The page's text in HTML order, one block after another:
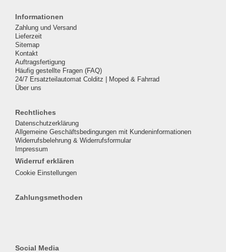
Informationen
Zahlung und Versand
Lieferzeit
Sitemap
Kontakt
Auftragsfertigung
Häufig gestellte Fragen (FAQ)
24/7 Ersatzteilautomat Colditz | Moped & Fahrrad
Über uns
Rechtliches
Datenschutzerklärung
Allgemeine Geschäftsbedingungen mit Kundeninformationen
Widerrufsbelehrung & Widerrufsformular
Impressum
Widerruf erklären
Cookie Einstellungen
Zahlungsmethoden
Social Media